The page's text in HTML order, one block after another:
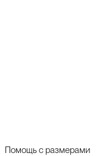
Помощь с размерами